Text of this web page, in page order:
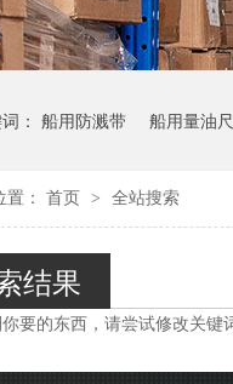
： 船用防溅带 船用量油尺
： 首页 > 全站搜索
结果
要的东西，请尝试修改关键